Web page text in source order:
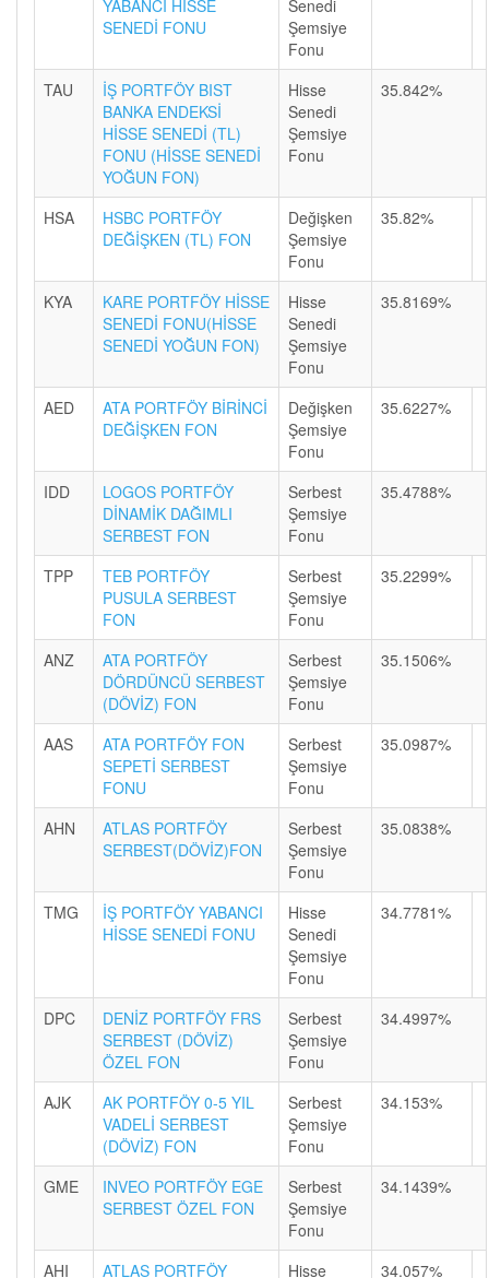
YABANCI HİSSE
SENEDİ FONU
Senedi
Şemsiye
Fonu
TAU
İŞ PORTFÖY BIST
BANKA ENDEKSİ
HİSSE SENEDİ (TL)
FONU (HİSSE SENEDİ
YOĞUN FON)
Hisse
Senedi
Şemsiye
Fonu
35.842%
HSA
HSBC PORTFÖY
DEĞİŞKEN (TL) FON
Değişken
Şemsiye
Fonu
35.82%
KYA
KARE PORTFÖY HİSSE
SENEDİ FONU(HİSSE
SENEDİ YOĞUN FON)
Hisse
Senedi
Şemsiye
Fonu
35.8169%
AED
ATA PORTFÖY BİRİNCİ
DEĞİŞKEN FON
Değişken
Şemsiye
Fonu
35.6227%
IDD
LOGOS PORTFÖY
DİNAMİK DAĞIMLI
SERBEST FON
Serbest
Şemsiye
Fonu
35.4788%
TPP
TEB PORTFÖY
PUSULA SERBEST
FON
Serbest
Şemsiye
Fonu
35.2299%
ANZ
ATA PORTFÖY
DÖRDÜNCÜ SERBEST
(DÖVİZ) FON
Serbest
Şemsiye
Fonu
35.1506%
AAS
ATA PORTFÖY FON
SEPETİ SERBEST
FONU
Serbest
Şemsiye
Fonu
35.0987%
AHN
ATLAS PORTFÖY
SERBEST(DÖVİZ)FON
Serbest
Şemsiye
Fonu
35.0838%
TMG
İŞ PORTFÖY YABANCI
HİSSE SENEDİ FONU
Hisse
Senedi
Şemsiye
Fonu
34.7781%
DPC
DENİZ PORTFÖY FRS
SERBEST (DÖVİZ)
ÖZEL FON
Serbest
Şemsiye
Fonu
34.4997%
AJK
AK PORTFÖY 0-5 YIL
VADELİ SERBEST
(DÖVİZ) FON
Serbest
Şemsiye
Fonu
34.153%
GME
INVEO PORTFÖY EGE
SERBEST ÖZEL FON
Serbest
Şemsiye
Fonu
34.1439%
AHI
ATLAS PORTFÖY
Hisse
34.057%